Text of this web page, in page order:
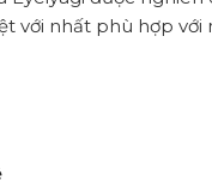
với nhất phù hợp